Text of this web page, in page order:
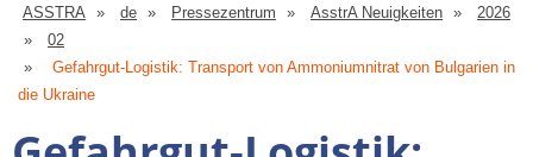
ASSTRA de Pressezentrum AsstrA Neuigkeiten
2026
02
Gefahrgut-Logistik: Transport von Ammoniumnitrat von Bulgarien in
die Ukraine